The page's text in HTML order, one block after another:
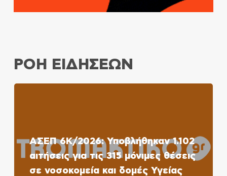
ΡΟΗ ΕΙΔΗΣΕΩΝ
ΑΣΕΠ 6Κ/2026: Υποβλήθηκαν 1.102
αιτήσεις για τις 315 μόνιμες θέσεις
σε νοσοκομεία και δομές Υγείας